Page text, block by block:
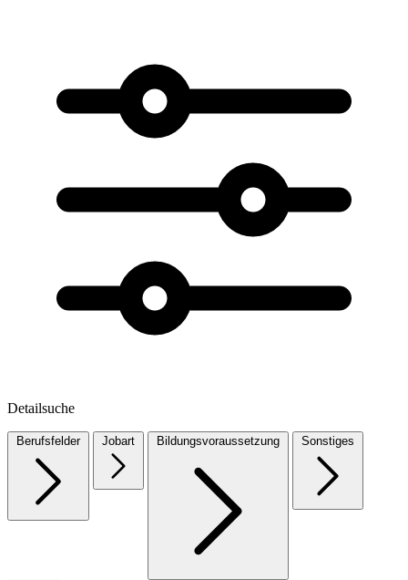
Detailsuche
Berufsfelder Jobart Bildungsvoraussetzung Sonstiges